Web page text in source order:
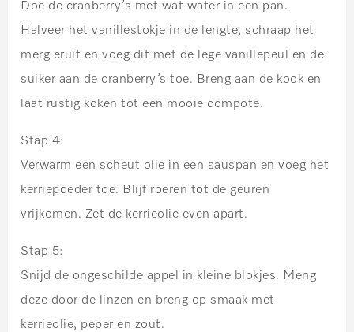
Doe de cranberry’s met wat water in een pan.
Halveer het vanillestokje in de lengte, schraap het
merg eruit en voeg dit met de lege vanillepeul en de
suiker aan de cranberry’s toe. Breng aan de kook en
laat rustig koken tot een mooie compote.
Stap 4:
Verwarm een scheut olie in een sauspan en voeg het
kerriepoeder toe. Blijf roeren tot de geuren
vrijkomen. Zet de kerrieolie even apart.
Stap 5:
Snijd de ongeschilde appel in kleine blokjes. Meng
deze door de linzen en breng op smaak met
kerrieolie, peper en zout.